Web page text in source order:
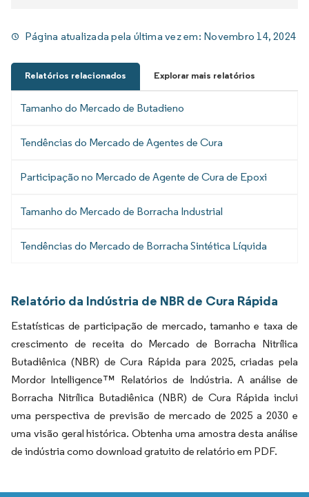
Página atualizada pela última vez em: Novembro 14, 2024
Relatórios relacionados Explorar mais relatórios
Tamanho do Mercado de Butadieno
Tendências do Mercado de Agentes de Cura
Participação no Mercado de Agente de Cura de Epoxi
Tamanho do Mercado de Borracha Industrial
Tendências do Mercado de Borracha Sintética Líquida
Relatório da Indústria de NBR de Cura Rápida
Estatísticas de participação de mercado, tamanho e taxa de
crescimento de receita do Mercado de Borracha Nitrílica
Butadiênica (NBR) de Cura Rápida para 2025, criadas pela
Mordor Intelligence™ Relatórios de Indústria. A análise de
Borracha Nitrílica Butadiênica (NBR) de Cura Rápida inclui
uma perspectiva de previsão de mercado de 2025 a 2030 e
uma visão geral histórica. Obtenha uma amostra desta análise
de indústria como download gratuito de relatório em PDF.